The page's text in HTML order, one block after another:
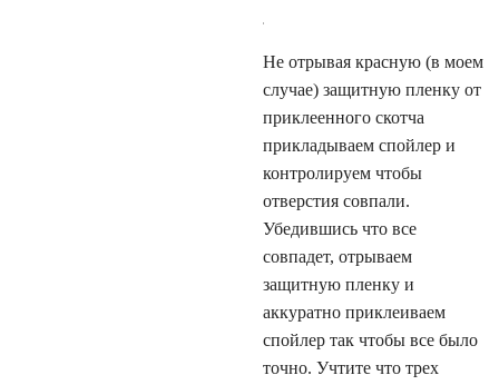
Не отрывая красную (в моем
случае) защитную пленку от
приклеенного скотча
прикладываем спойлер и
контролируем чтобы
отверстия совпали.
Убедившись что все
совпадет, отрываем
защитную пленку и
аккуратно приклеиваем
спойлер так чтобы все было
точно. Учтите что трех